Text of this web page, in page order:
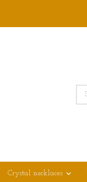
Crystal necklaces